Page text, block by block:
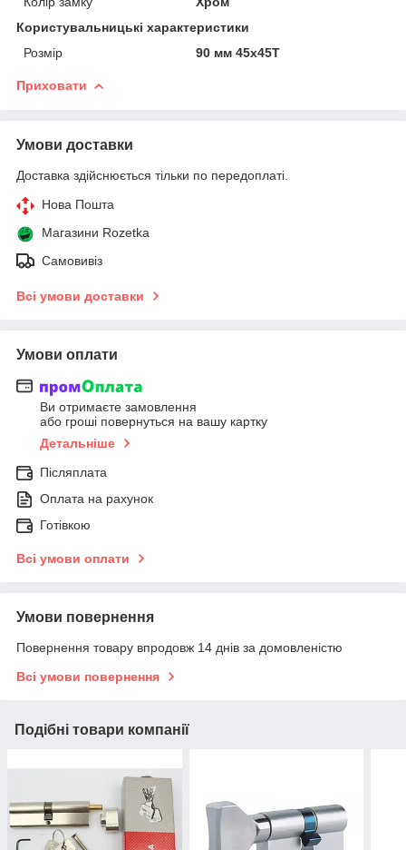
Користувальницькі характеристики
Розмір
90 мм 45x45Т
Приховати
Умови доставки
Доставка здійснюється тільки по передоплаті.
Нова Пошта
Магазини Rozetka
Самовивіз
Всі умови доставки
Умови оплати
Ви отримаєте замовлення
або гроші повернуться на вашу картку
Детальніше
Післяплата
Оплата на рахунок
Готівкою
Всі умови оплати
Умови повернення
Повернення товару впродовж 14 днів за домовленістю
Всі умови повернення
Подібні товари компанії